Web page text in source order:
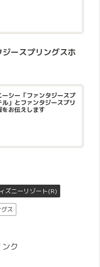
ースプリングスホ
ーシー「ファンタジースプ
ル」とファンタジースプリ
をお伝えします
ズニーリゾート(R)
ス
ク